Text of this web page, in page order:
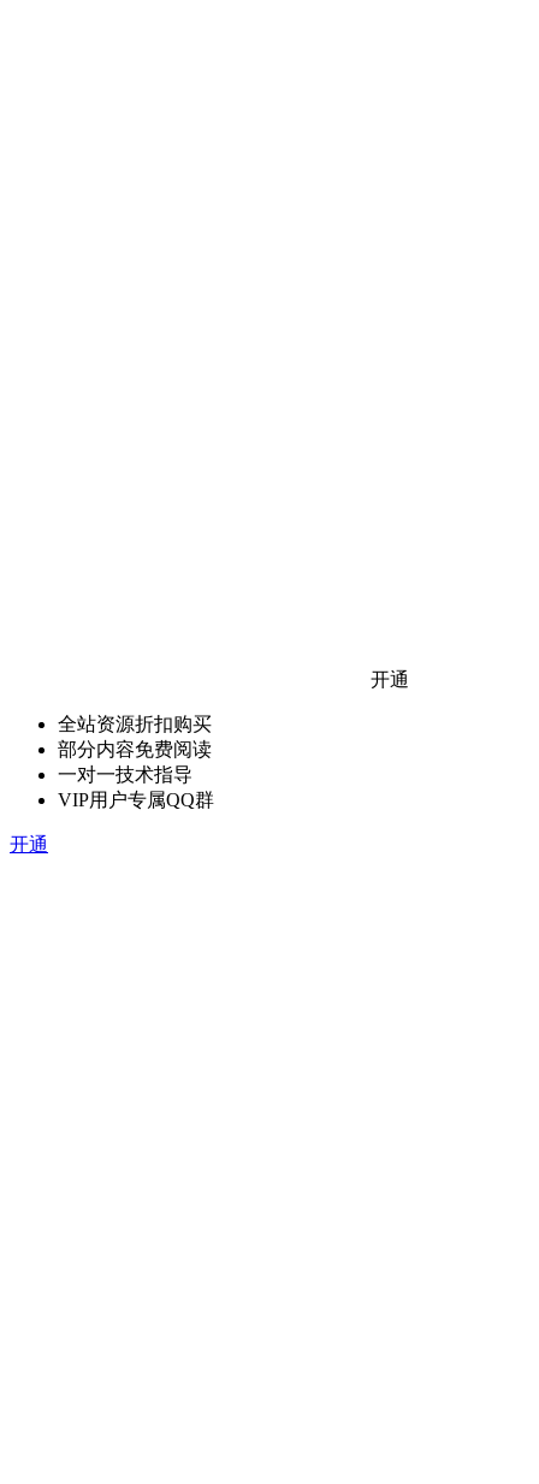
开通
全站资源折扣购买
部分内容免费阅读
一对一技术指导
VIP用户专属QQ群
开通